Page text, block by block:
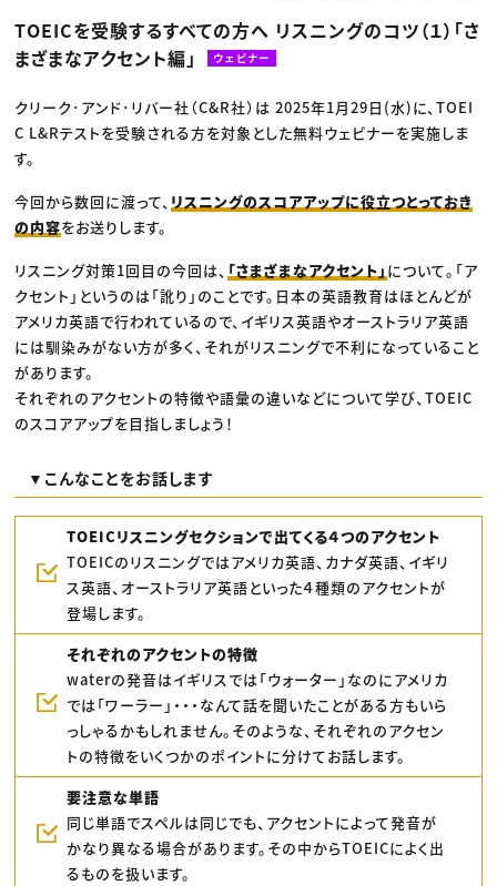
クリエイターインタビュー
C＆R Magazine
ニュース・トレンド トップ
Web
映像
広告
出版
CREATIVE VILLAGEからのお知らせ
TOEICを受験するすべての方へ リスニングのコツ（１）「さ
まざまなアクセント編」
ウェビナー
クリーク･アンド･リバー社（C&R社）は 2025年1月29日(水)に、TOEI
C L&Rテストを受験される方を対象とした無料ウェビナーを実施しま
す。
今回から数回に渡って、 リスニングのスコアアップに役立つとっておき
の内容をお送りします。
リスニング対策1回目の今回は、 「さまざまなアクセント」 について。「ア
クセント」というのは「訛り」のことです。日本の英語教育はほとんどが
アメリカ英語で行われているので、イギリス英語やオーストラリア英語
には馴染みがない方が多く、それがリスニングで不利になっていること
があります。
それぞれのアクセントの特徴や語彙の違いなどについて学び、TOEIC
のスコアアップを目指しましょう！
​▼こんなことをお話します
TOEICリスニングセクションで出てくる４つのアクセント
TOEICのリスニングではアメリカ英語、カナダ英語、イギリ
ス英語、オーストラリア英語といった４種類のアクセントが
登場します。
それぞれのアクセントの特徴
waterの発音はイギリスでは「ウォーター」なのにアメリカ
では「ワーラー」・・・なんて話を聞いたことがある方もいら
っしゃるかもしれません。そのような、それぞれのアクセン
トの特徴をいくつかのポイントに分けてお話します。
要注意な単語
同じ単語でスペルは同じでも、アクセントによって発音が
かなり異なる場合があります。その中からTOEICによく出
るものを扱います。